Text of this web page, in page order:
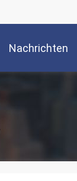
Nachrichten